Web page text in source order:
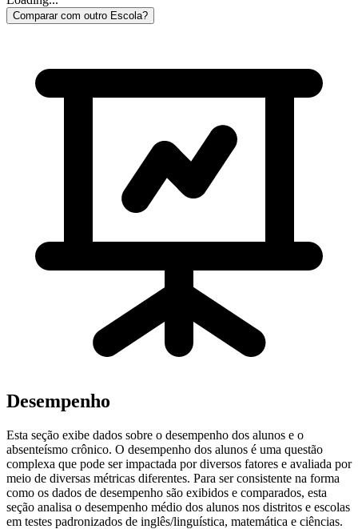
Comparar com outro Escola?
Desempenho
Esta seção exibe dados sobre o desempenho dos alunos e o
absenteísmo crônico. O desempenho dos alunos é uma questão
complexa que pode ser impactada por diversos fatores e avaliada por
meio de diversas métricas diferentes. Para ser consistente na forma
como os dados de desempenho são exibidos e comparados, esta
seção analisa o desempenho médio dos alunos nos distritos e escolas
em testes padronizados de inglês/linguística, matemática e ciências.